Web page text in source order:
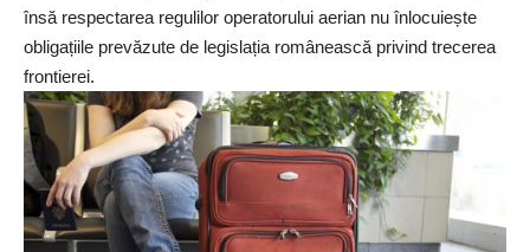
însă respectarea regulilor operatorului aerian nu înlocuiește
obligațiile prevăzute de legislația românească privind trecerea
frontierei.